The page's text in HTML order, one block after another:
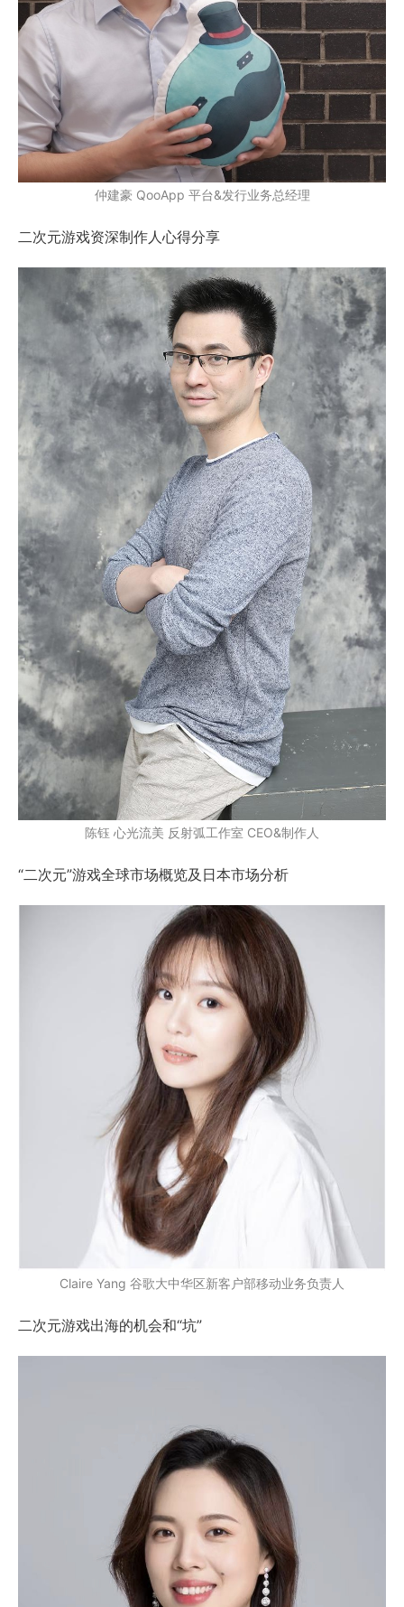
仲建豪 QooApp 平台&发行业务总经理
二次元游戏资深制作人心得分享
陈钰 心光流美 反射弧工作室 CEO&制作人
“二次元”游戏全球市场概览及日本市场分析
Claire Yang 谷歌大中华区新客户部移动业务负责人
二次元游戏出海的机会和“坑”